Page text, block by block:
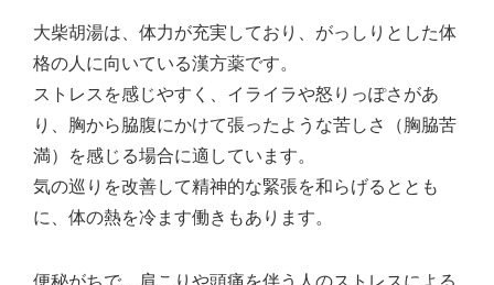
大柴胡湯は、体力が充実しており、がっしりとした体
格の人に向いている漢方薬です。
ストレスを感じやすく、イライラや怒りっぽさがあ
り、胸から脇腹にかけて張ったような苦しさ（胸脇苦
満）を感じる場合に適しています。
気の巡りを改善して精神的な緊張を和らげるととも
に、体の熱を冷ます働きもあります。
便秘がちで、肩こりや頭痛を伴う人のストレスによる